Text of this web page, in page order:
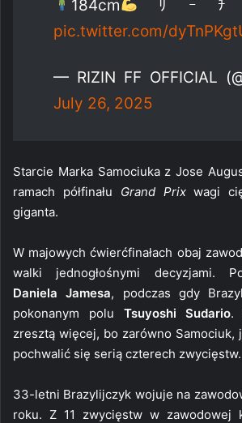
184cm
ﾘｰﾁ
pic.twitter.com/
— RIZIN FF OFFICIAL
July 26, 2025
Starcie Marka Samociuka z Jose
ramach półfinału Grand Prixwagi
giganta.
W majowych ćwierćfinałach obaj
walki jednogłośnymi decyzjami.
Daniela Jamesa, podczas gdy
pokonanym polu Tsuyoshi Sudario.
zresztą więcej, bo zarówno Samociuk,
pochwalić się serią czterech zwycięstw.
33-letni Brazylijczyk wojuje na
roku. Z 11 zwycięstw w zawodowej